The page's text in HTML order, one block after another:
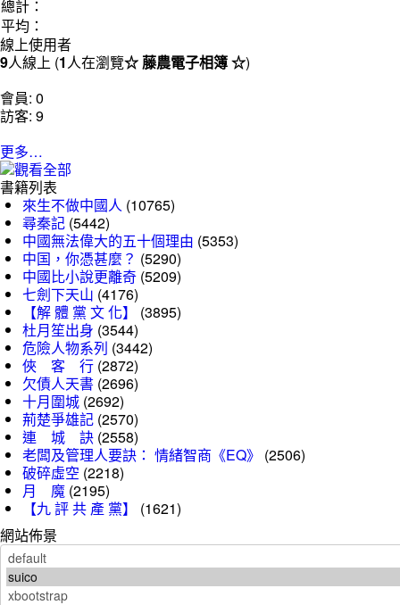
總計：
平均：
線上使用者
9人線上 (1人在瀏覽☆ 藤農電子相簿 ☆)
會員: 0
訪客: 9
更多…
書籍列表
來生不做中國人 (10765)
尋秦記 (5442)
中國無法偉大的五十個理由 (5353)
中国，你憑甚麼？ (5290)
中國比小說更離奇 (5209)
七劍下天山 (4176)
【解 體 黨 文 化】
(3895)
杜月笙出身 (3544)
危險人物系列 (3442)
俠 客 行 (2872)
欠債人天書 (2696)
十月圍城 (2692)
荊楚爭雄記 (2570)
連 城 訣 (2558)
老闆及管理人要訣： 情緒智商《EQ》 (2506)
破碎虛空 (2218)
月 魔 (2195)
【九 評 共 產 黨】
(1621)
網站佈景